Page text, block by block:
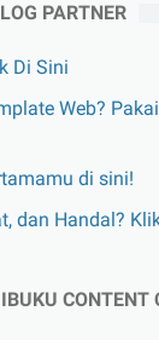
PARTNER
Di Sini
Web?
di sini!
dan Handal?
CONTENT